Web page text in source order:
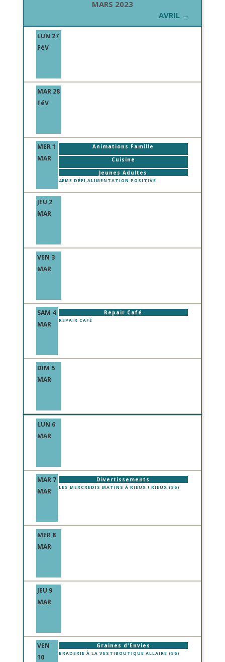
MARS 2023
AVRIL →
LUN 27
FéV
MAR 28
FéV
MER 1
MAR
Animations Famille
Cuisine
Jeunes Adultes
4ÈME DÉFI ALIMENTATION POSITIVE
JEU 2
MAR
VEN 3
MAR
SAM 4
MAR
Repair Café
REPAIR CAFÉ
DIM 5
MAR
LUN 6
MAR
MAR 7
MAR
Divertissements
LES MERCREDIS MATINS À RIEUX ! RIEUX (56)
MER 8
MAR
JEU 9
MAR
VEN
10
Graines d'Envies
BRADERIE À LA VESTIBOUTIQUE ALLAIRE (56)